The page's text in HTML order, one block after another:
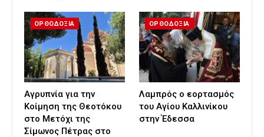
ΟΡΘΟΔΟΞΙΑ
Αγρυπνία για την
Κοίμηση της Θεοτόκου
στο Μετόχι της
Σίμωνος Πέτρας στο
ΟΡΘΟΔΟΞΙΑ
Λαμπρός ο εορτασμός
του Αγίου Καλλινίκου
στην Έδεσσα